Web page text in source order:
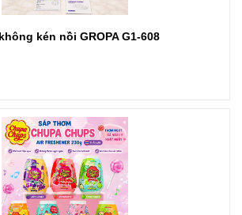
kén nồi GROPA G1-608